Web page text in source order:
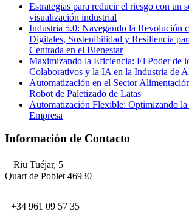
Estrategias para reducir el riesgo con un
visualización industrial
Industria 5.0: Navegando la Revolución
Digitales, Sostenibilidad y Resiliencia
Centrada en el Bienestar
Maximizando la Eficiencia: El Poder de
Colaborativos y la IA en la Industria de
Automatización en el Sector
Robot de Paletizado de Latas
Automatización Flexible: Optimizando
Empresa
Información de Contacto
Riu Tuéjar, 5
Quart de Poblet 46930
+34 961 09 57 35